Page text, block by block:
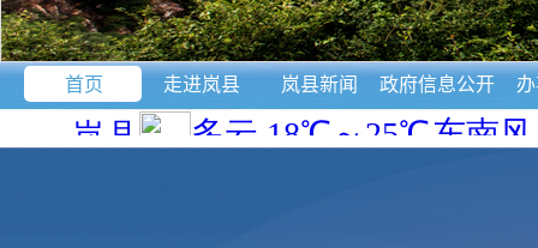
首页 走进岚县 岚县新闻 政府信息公开